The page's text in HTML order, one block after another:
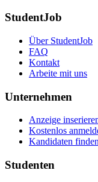
StudentJob
Über StudentJob
FAQ
Kontakt
Arbeite mit uns
Unternehmen
Anzeige
Kostenlos
Kandidaten finden
Studenten